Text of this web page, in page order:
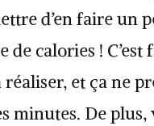
d’en faire un
de calories ! C’est
réaliser, et ça ne
minutes. De plus,